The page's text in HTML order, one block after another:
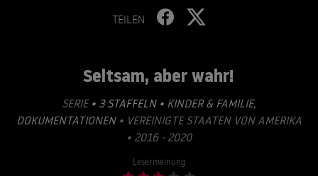
TEILEN
Seltsam, aber wahr!
SERIE • 3 STAFFELN • KINDER & FAMILIE,
DOKUMENTATIONEN• VEREINIGTE STAATEN VON AMERIKA
• 2016 - 2020
Lesermeinung